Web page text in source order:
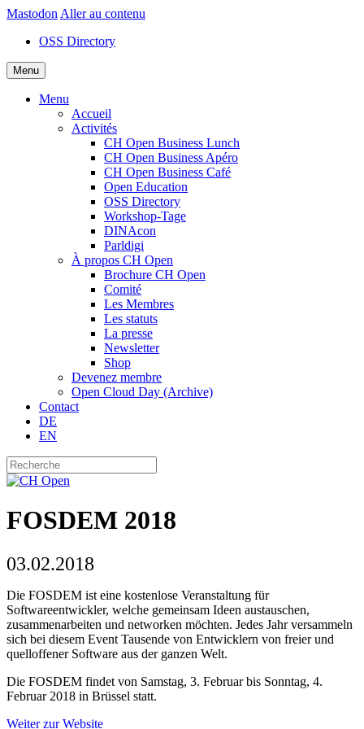
Mastodon Aller au contenu
OSS Directory
Menu
Menu
Accueil
Activités
CH Open Business Lunch
CH Open Business Apéro
CH Open Business Café
Open Education
OSS Directory
Workshop-Tage
DINAcon
Parldigi
À propos CH Open
Brochure CH Open
Comité
Les Membres
Les statuts
La presse
Newsletter
Shop
Devenez membre
Open Cloud Day (Archive)
Contact
DE
EN
FOSDEM 2018
03.02.2018
Die FOSDEM ist eine kostenlose Veranstaltung für
Softwareentwickler, welche gemeinsam Ideen austauschen,
zusammenarbeiten und networken möchten. Jedes Jahr versammeln
sich bei diesem Event Tausende von Entwicklern von freier und
quelloffener Software aus der ganzen Welt.
Die FOSDEM findet von Samstag, 3. Februar bis Sonntag, 4.
Februar 2018 in Brüssel statt.
Weiter zur Website